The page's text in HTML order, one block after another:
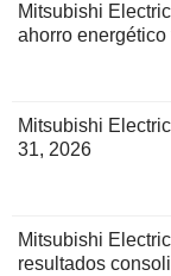
Mitsubishi
ahorro
Mitsubishi
31, 2026
Mitsubishi
resultados